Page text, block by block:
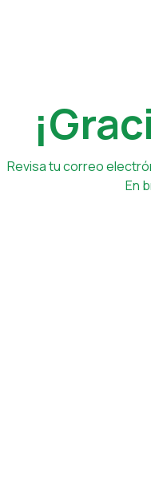
Revisa tu correo
En